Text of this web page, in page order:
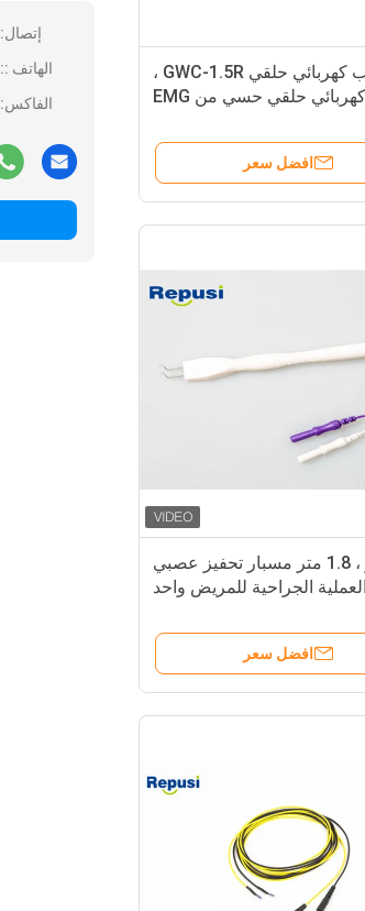
إتصال:
الهاتف ::
الفاكس:
قطب كهربائي حلقي GWC-1.5R ،
قطب كهربائي حلقي حسي من EMG
افضل سعر
1.5 متر ، 1.8 متر مسبار تحفيز عصبي
العملية الجراحية للمريض واحد
افضل سعر